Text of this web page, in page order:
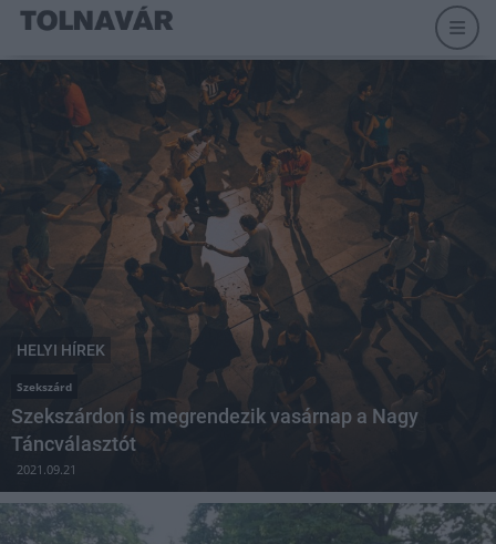
HELYI HÍREK
Szekszárd
Szekszárdon is megrendezik vasárnap a Nagy
Táncválasztót
2021.09.21